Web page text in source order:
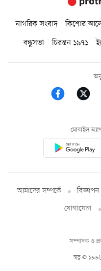
নাগরিক সংবাদ কিশোর
বন্ধুসভা
চিরন্তন ১৯৭১
মোবাইল
আমাদের সম্পর্কে বিজ্ঞাপন
যোগাযোগ
স্বত্ব ©
সম্পাদক ও